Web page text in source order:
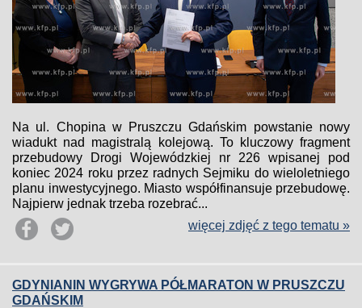
Na ul. Chopina w Pruszczu Gdańskim powstanie nowy
wiadukt nad magistralą kolejową. To kluczowy fragment
przebudowy Drogi Wojewódzkiej nr 226 wpisanej pod
koniec 2024 roku przez radnych Sejmiku do wieloletniego
planu inwestycyjnego. Miasto współfinansuje przebudowę.
Najpierw jednak trzeba rozebrać...
więcej zdjęć z tego tematu »
GDYNIANIN WYGRYWA PÓŁMARATON W PRUSZCZU
GDAŃSKIM